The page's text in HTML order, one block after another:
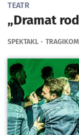
TEATR
„Dramat
SPEKTAKL
Kliknij, aby